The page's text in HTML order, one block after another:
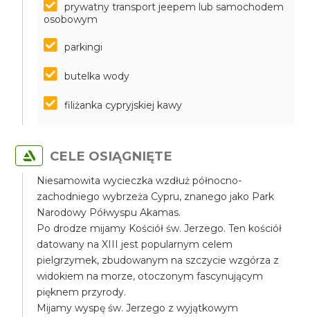
prywatny transport jeepem lub samochodem
osobowym
parkingi
butelka wody
filiżanka cypryjskiej kawy
CELE OSIĄGNIĘTE
Niesamowita wycieczka wzdłuż północno-
zachodniego wybrzeża Cypru, znanego jako Park
Narodowy Półwyspu Akamas.
Po drodze mijamy Kościół św. Jerzego. Ten kościół
datowany na XIII jest popularnym celem
pielgrzymek, zbudowanym na szczycie wzgórza z
widokiem na morze, otoczonym fascynującym
pięknem przyrody.
Mijamy wyspę św. Jerzego z wyjątkowym